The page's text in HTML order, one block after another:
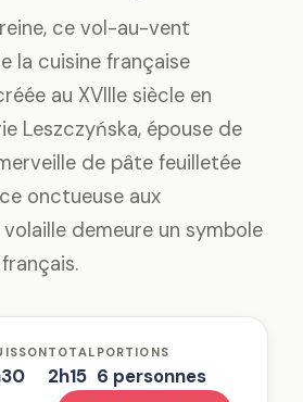
ce vol-au-vent
la cuisine française
au XVIIIe siècle en
Leszczyńska, épouse de
de pâte feuilletée
onctueuse aux
demeure un symbole
TOTAL
2h15
PORTIONS
6 personnes